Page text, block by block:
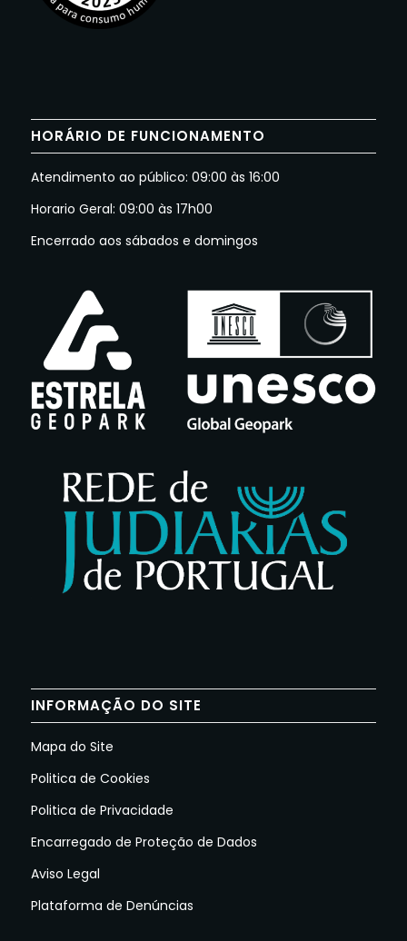
HORÁRIO DE FUNCIONAMENTO
Atendimento ao público: 09:00 às 16:00
Horario Geral: 09:00 às 17h00
Encerrado aos sábados e domingos
INFORMAÇÃO DO SITE
Mapa do Site
Politica de Cookies
Politica de Privacidade
Encarregado de Proteção de Dados
Aviso Legal
Plataforma de Denúncias